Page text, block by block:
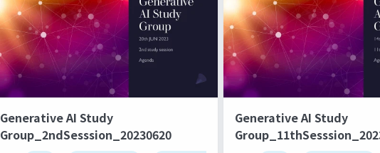
Generative AI Study
Group_2ndSesssion_20230620
Generative AI Study